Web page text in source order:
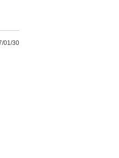
01/30